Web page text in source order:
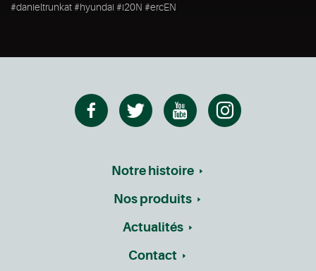
#danieltrunkat #hyundai #i20N #ercEN
Notre histoire
Nos produits
Actualités
Contact